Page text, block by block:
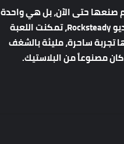
صنعهاحتىالآن،بلهيواحدة
Rocksteady ،تمكنتاللعبة
تجربةساحرة،مليئةبالشغف
كانمصنوعاًمنالبلاستيك.